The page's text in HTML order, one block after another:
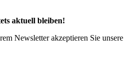
aktuell bleiben!
Newsletter akzeptieren Sie unsere